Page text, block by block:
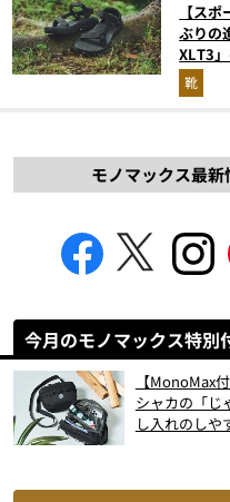
【ス
ぶりの
XLT3
解説！
靴
モノマックス最新
今月のモノマックス特別
【MonoMax
シャカの「じ
し入れのしや